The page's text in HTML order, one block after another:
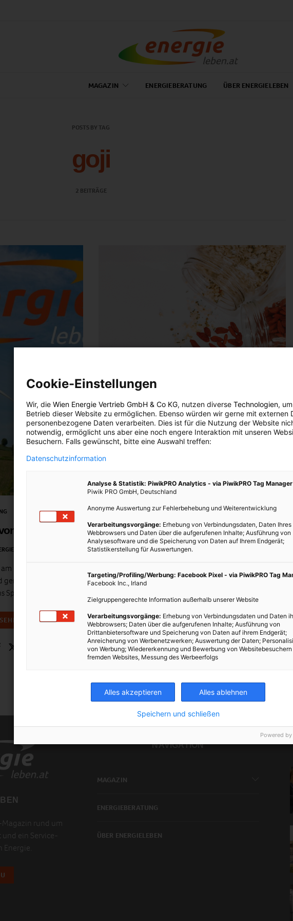
MAGAZIN ENERGIEBERATUNG ÜBER ENERGIELEBEN
POSTS BY TAG
goji
2 BEITRÄGE
Pinterest
REDAKTION
meisten braucht, ist
hier kommen
Spiel!
ERNÄHRUNG
Superfoods aus unseren Gärten
28. JUNI 2019 VON
Nahrungsmittel besser sind als viel beworbene
BEITRAG ANSEHEN
TEILEN
rund um
ein Service-
Energie.
NAVIGATION
MAGAZIN
ENERGIEBERATUNG
ÜBER ENERGIELEBEN
Cookie-Einstellungen
Wir, die Wien Energie Vertrieb GmbH & Co KG, nutzen diverse Technologien,
Betrieb dieser Website zu ermöglichen. Ebenso würden wir gerne mit externen
personenbezogene Daten verarbeiten. Dies ist für die Nutzung der Website
notwendig, ermöglicht uns aber eine noch engere Interaktion mit unseren
Besuchern. Falls gewünscht, bitte eine Auswahl treffen:
Datenschutzinformation
Analyse & Statistik: PiwikPRO Analytics - via PiwikPRO Tag Manager
Piwik PRO GmbH, Deutschland
Anonyme Auswertung zur Fehlerbehebung und Weiterentwicklung
Verarbeitungsvorgänge: Erhebung von Verbindungsdaten, Daten Ihres
Webbrowsers und Daten über die aufgerufenen Inhalte; Ausführung von
Analysesoftware und die Speicherung von Daten auf Ihrem Endgerät;
Statistikerstellung für Auswertungen.
Targeting/Profiling/Werbung: Facebook Pixel - via PiwikPRO Tag
Facebook Inc., Irland
Zielgruppengerechte Information außerhalb unserer Website
Verarbeitungsvorgänge: Erhebung von Verbindungsdaten und Daten
Webbrowsers; Daten über die aufgerufenen Inhalte; Ausführung von
Drittanbietersoftware und Speicherung von Daten auf ihrem Endgerät;
Anreicherung von Werbenetzwerken; Auswertung der Daten;
von Werbung; Wiedererkennung und Bewerbung von
fremden Websites, Messung des Werbeerfolgs
Alles akzeptieren Alles ablehnen
Speichern und schließen
Powered by